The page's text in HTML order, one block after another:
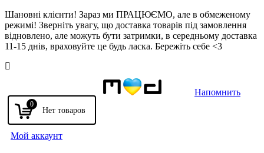
Шановні клієнти! Зараз ми ПРАЦЮЄМО, але в обмеженому
режимі! Зверніть увагу, що доставка товарів під замовлення
відновлено, але можуть бути затримки, в середньому доставка
11-15 днів, враховуйте це будь ласка. Бережіть себе <3
0
Мой аккаунт
Напомнить